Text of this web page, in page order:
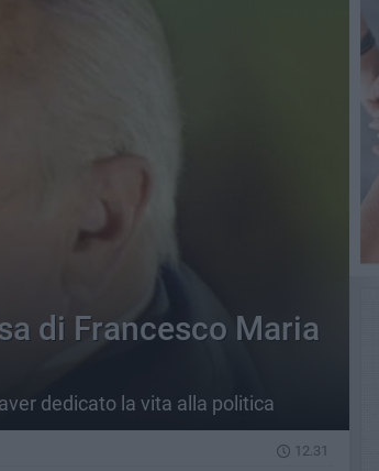
di Francesco Maria
dedicato la vita alla politica
12.31